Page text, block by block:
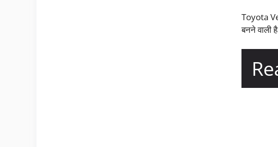
Toyota
बनने वाली